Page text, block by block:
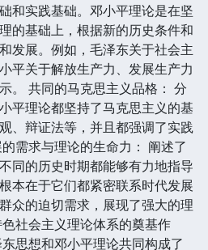
和实践基础。邓小平理论是在坚
的基础上，根据新的历史条件和
发展。例如，毛泽东关于社会主
平关于解放生产力、发展生产力
。 共同的马克思主义品格： 分
平理论都坚持了马克思主义的基
、辩证法等，并且都强调了实践
需求与理论的生命力： 阐述了
同的历史时期都能够有力地指导
本在于它们都紧密联系时代发展
众的迫切需求，展现了强大的理
社会主义理论体系的奠基作
思想和邓小平理论共同构成了